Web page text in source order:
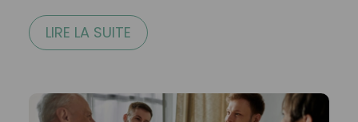
LIRE LA SUITE